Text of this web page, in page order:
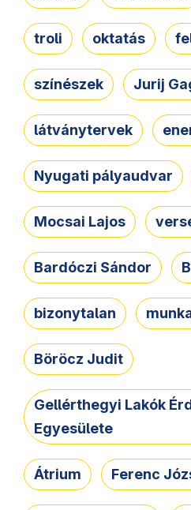
troli oktatás
színészek Jurij
látványtervek
Nyugati pályaudvar
Mocsai Lajos
Bardóczi Sándor
bizonytalan
Böröcz Judit
Gellérthegyi Lakók
Egyesülete
Átrium Ferenc